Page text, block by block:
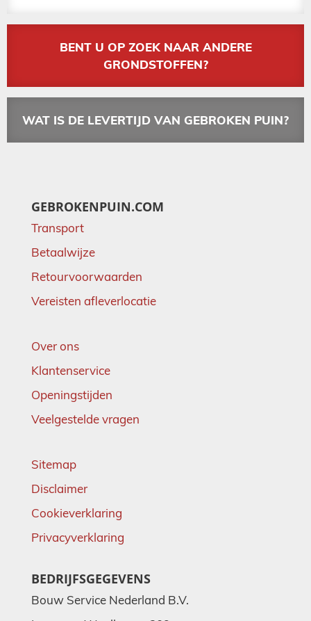
BENT U OP ZOEK NAAR ANDERE
GRONDSTOFFEN?
WAT IS DE LEVERTIJD VAN GEBROKEN PUIN?
GEBROKENPUIN.COM
Transport
Betaalwijze
Retourvoorwaarden
Vereisten afleverlocatie
Over ons
Klantenservice
Openingstijden
Veelgestelde vragen
Sitemap
Disclaimer
Cookieverklaring
Privacyverklaring
BEDRIJFSGEGEVENS
Bouw Service Nederland B.V.